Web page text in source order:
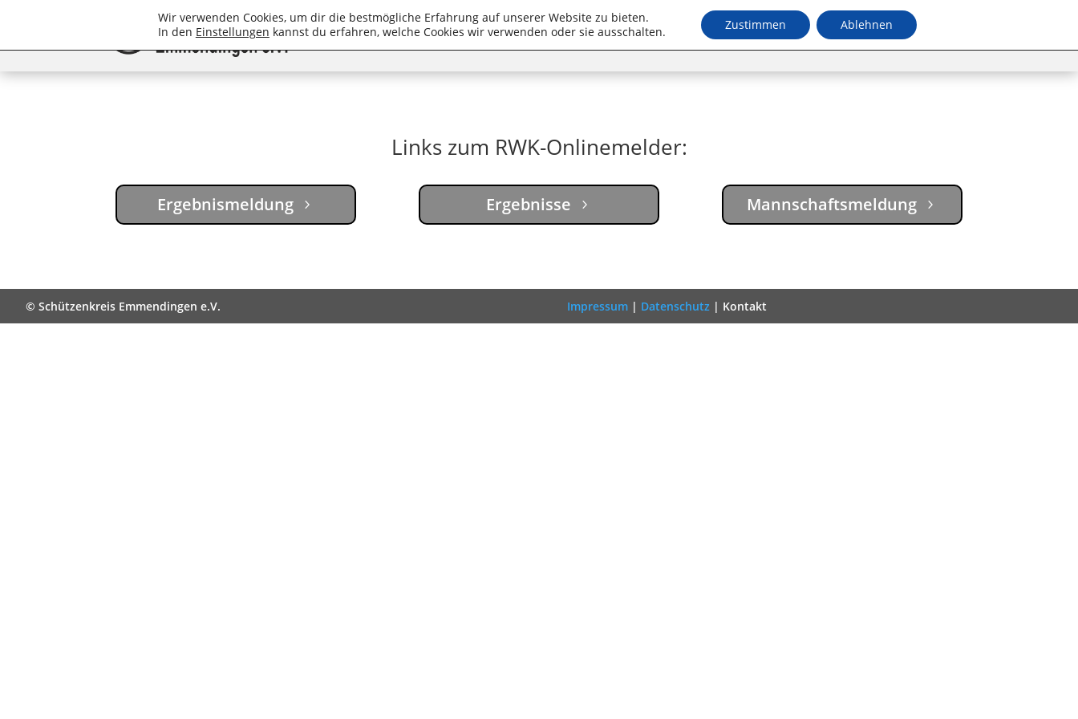
Startseite Über uns Sport Jugend Termine
Links zum RWK-Onlinemelder:
Ergebnismeldung Ergebnisse Mannschaftsmeldung
© Schützenkreis Emmendingen e.V. Impressum | Datenschutz | Kontakt
Wir verwenden Cookies, um dir die bestmögliche Erfahrung auf unserer Website zu bieten.
In den Einstellungen kannst du erfahren, welche Cookies wir verwenden oder sie ausschalten. Zustimmen Ablehnen